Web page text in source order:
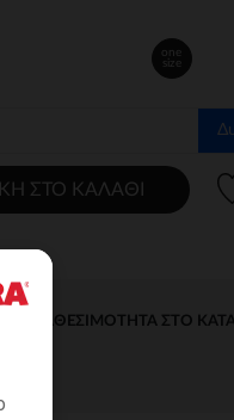
one
size
ΣΤΟ ΚΑΛΆΘΙ
ΔΙΑΘΕΣΙΜΌΤΗΤΑ ΣΤΟ